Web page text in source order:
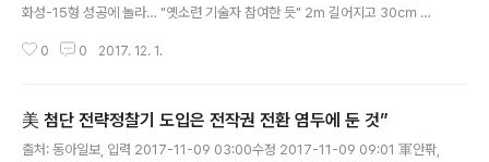
화성-15형 성공에 놀라… "옛소련 기술자 참여한 듯" 2m 길어지고 30㎝ 두
올리는 힘 2배나 커져 탄두 무게, 500㎏~1t까지 탑재 - 다탄두 미사일 가..
0 0 2017. 12. 1.
美 첨단 전략정찰기 도입은 전작권 전환 염두에 둔 것”
출처: 동아일보, 입력 2017-11-09 03:00수정 2017-11-09 09:01 軍안팎,